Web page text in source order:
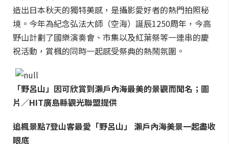
造出日本秋天的獨特美感，是攝影愛好者的熱門拍照秘
境。今年為紀念弘法大師（空海）誕辰1250周年，今高
野山計劃了國樂演奏會、市集以及紅葉祭等一連串的慶
祝活動，賞楓的同時一起感受祭典的熱鬧氛圍。
「野呂山」因可欣賞到瀨戶內海最美的景觀而聞名；圖
片／HIT廣島縣觀光聯盟提供
追楓景點7登山客最愛「野呂山」 瀨戶內海美景一起盡收
眼底